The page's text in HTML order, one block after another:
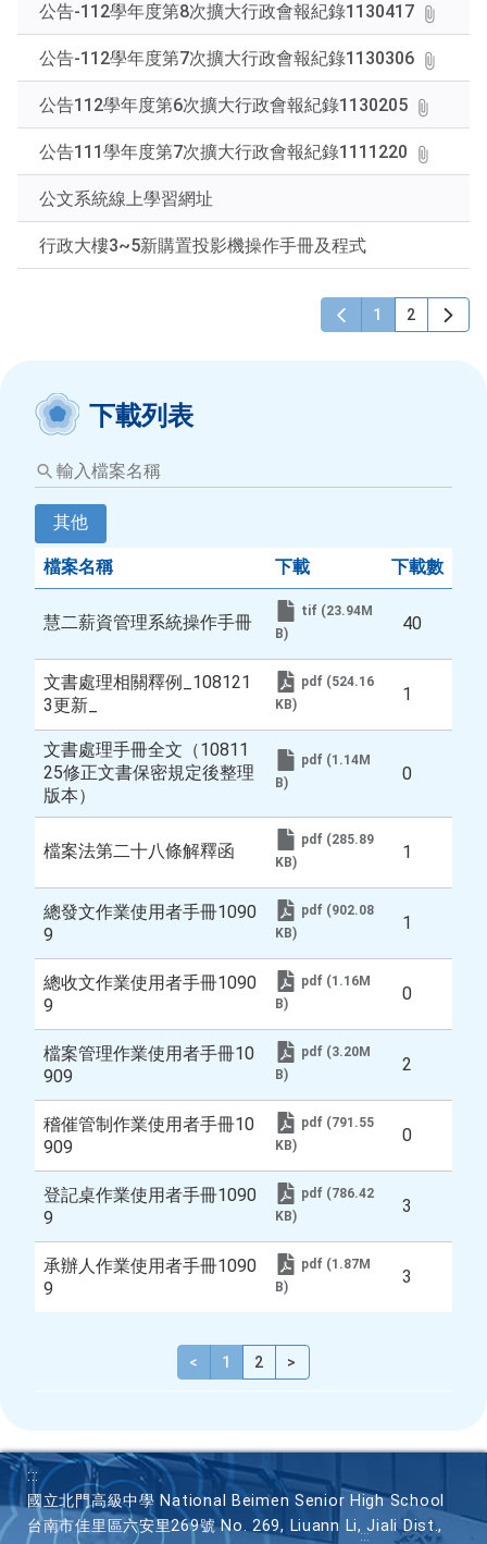
公告-112學年度第8次擴大行政會報紀錄1130417
公告-112學年度第7次擴大行政會報紀錄1130306
公告112學年度第6次擴大行政會報紀錄1130205
公告111學年度第7次擴大行政會報紀錄1111220
公文系統線上學習網址
行政大樓3~5新購置投影機操作手冊及程式
1 2
下載列表
輸
入
檔
名
稱
其他
檔案名稱 下載 下載數
慧二薪資管理系統操作手冊
tif (23.94M
B)
40
文書處理相關釋例_108121
3更新_
pdf (524.16
KB)
1
文書處理手冊全文（10811
25修正文書保密規定後整理
版本）
pdf (1.14M
B)
0
檔案法第二十八條解釋函
pdf (285.89
KB)
1
總發文作業使用者手冊1090
9
pdf (902.08
KB)
1
總收文作業使用者手冊1090
9
pdf (1.16M
B)
0
檔案管理作業使用者手冊10
909
pdf (3.20M
B)
2
稽催管制作業使用者手冊10
909
pdf (791.55
KB)
0
登記桌作業使用者手冊1090
9
pdf (786.42
KB)
3
承辦人作業使用者手冊1090
9
pdf (1.87M
B)
3
< 上一頁
1 2 >
:::
國立北門高級中學 National Beimen Senior High School
台南市佳里區六安里269號 No. 269, Liuann Li, Jiali Dist.,